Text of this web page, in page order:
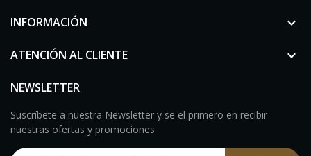
INFORMACIÓN 
ATENCIÓN AL CLIENTE 
NEWSLETTER
Suscríbete a nuestra Newsletter y se el primero en recibir
nuestras ofertas y promociones